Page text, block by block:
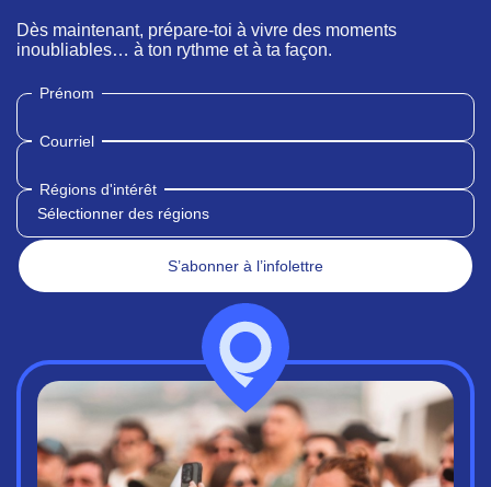
Dès maintenant, prépare-toi à vivre des moments
inoubliables… à ton rythme et à ta façon.
Prénom
Courriel
Régions d'intérêt
Sélectionner des régions
S’abonner à l’infolettre